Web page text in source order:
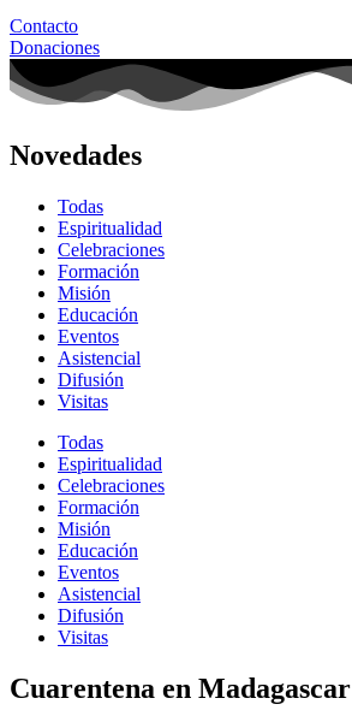
Contacto
Donaciones
Novedades
Todas
Espiritualidad
Celebraciones
Formación
Misión
Educación
Eventos
Asistencial
Difusión
Visitas
Todas
Espiritualidad
Celebraciones
Formación
Misión
Educación
Eventos
Asistencial
Difusión
Visitas
Cuarentena en Madagascar